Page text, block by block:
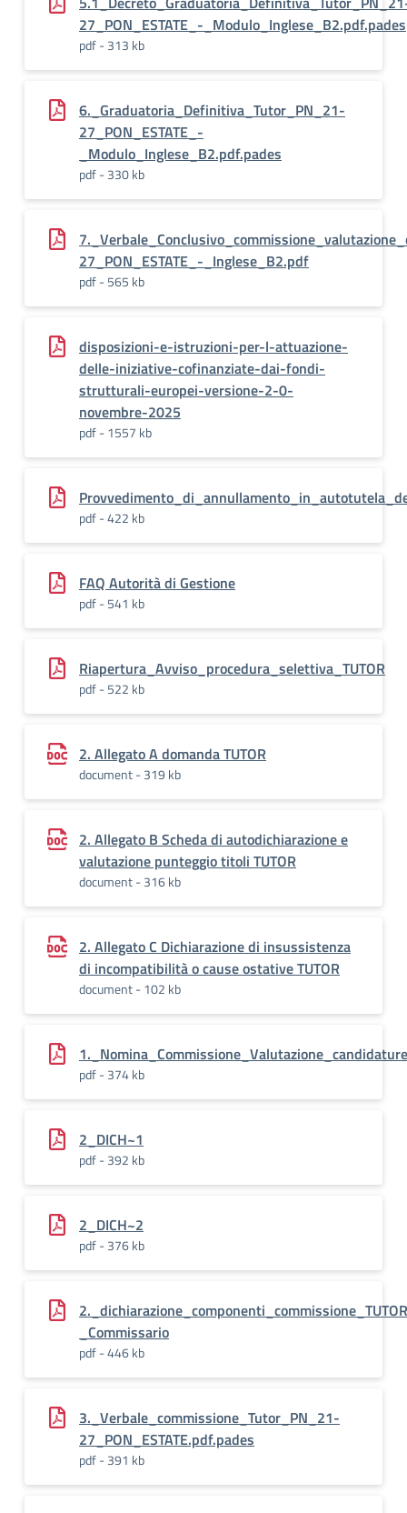
27_PON_ESTATE_-_Modulo_Inglese_B2.pdf.pades
pdf - 313 kb
6._Graduatoria_Definitiva_Tutor_PN_21-
27_PON_ESTATE_-
_Modulo_Inglese_B2.pdf.pades
pdf - 330 kb
27_PON_ESTATE_-_Inglese_B2.pdf
pdf - 565 kb
disposizioni-e-istruzioni-per-l-attuazione-
delle-iniziative-cofinanziate-dai-fondi-
strutturali-europei-versione-2-0-
novembre-2025
pdf - 1557 kb
pdf - 422 kb
FAQ Autorità di Gestione
pdf - 541 kb
Riapertura_Avviso_procedura_selettiva_TUTOR
pdf - 522 kb
2. Allegato A domanda TUTOR
document - 319 kb
2. Allegato B Scheda di autodichiarazione e
valutazione punteggio titoli TUTOR
document - 316 kb
2. Allegato C Dichiarazione di insussistenza
di incompatibilità o cause ostative TUTOR
document - 102 kb
pdf - 374 kb
2_DICH~1
pdf - 392 kb
2_DICH~2
pdf - 376 kb
_Commissario
pdf - 446 kb
3._Verbale_commissione_Tutor_PN_21-
27_PON_ESTATE.pdf.pades
pdf - 391 kb